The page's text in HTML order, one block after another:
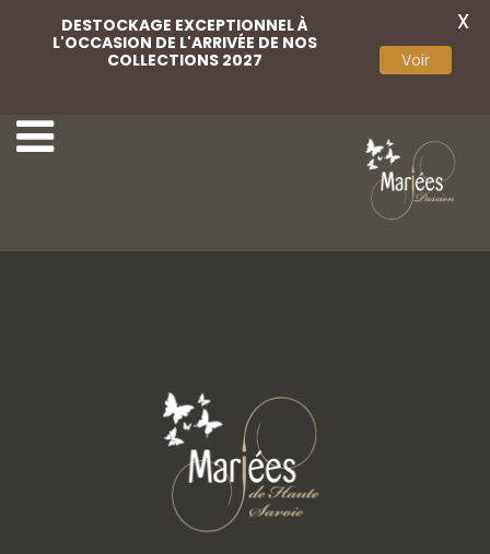
DESTOCKAGE EXCEPTIONNEL À
L'OCCASION DE L'ARRIVÉE DE NOS
COLLECTIONS 2027
Voir
X